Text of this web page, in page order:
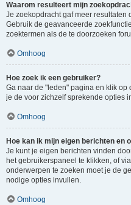
Waarom resulteert mijn
Je zoekopdracht gaf meer resultaten
Gebruik de geavanceerde
zoektermen als de te doorzoeken
Omhoog
Hoe zoek ik een gebruiker?
Ga naar de "leden" pagina en klik op
je de voor zichzelf sprekende opties
Omhoog
Hoe kan ik mijn eigen berichten en
Je kunt je eigen berichten vinden
het gebruikerspaneel te klikken, of
onderwerpen te zoeken moet je de
nodige opties invullen.
Omhoog